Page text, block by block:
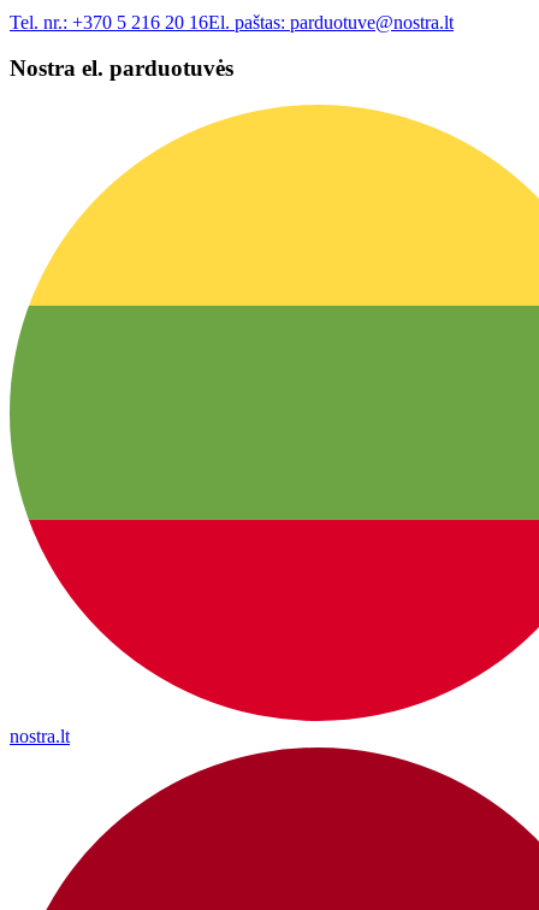
Tel. nr.: +370 5 216 20 16El. paštas: parduotuve@nostra.lt
Nostra el. parduotuvės
nostra.lt